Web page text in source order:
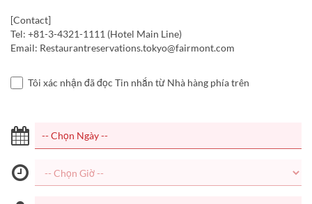
[Contact]
Tel: +81-3-4321-1111 (Hotel Main Line)
Email: Restaurantreservations.tokyo@fairmont.com
Tôi xác nhận đã đọc Tin nhắn từ Nhà hàng phía trên